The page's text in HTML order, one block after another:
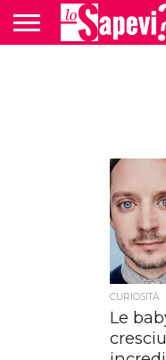
CURIOSITÀ
Le